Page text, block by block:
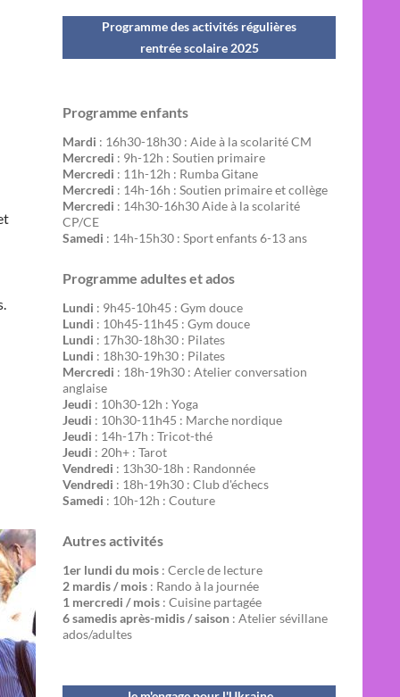
Programme des activités régulières
rentrée scolaire 2025
Programme enfants
Mardi : 16h30-18h30 : Aide à la scolarité CM
Mercredi : 9h-12h : Soutien primaire
Mercredi : 11h-12h : Rumba Gitane
Mercredi : 14h-16h : Soutien primaire et collège
Mercredi : 14h30-16h30 Aide à la scolarité
CP/CE
Samedi : 14h-15h30 : Sport enfants 6-13 ans
Programme adultes et ados
Lundi : 9h45-10h45 : Gym douce
Lundi : 10h45-11h45 : Gym douce
Lundi : 17h30-18h30 : Pilates
Lundi : 18h30-19h30 : Pilates
Mercredi : 18h-19h30 : Atelier conversation
anglaise
Jeudi : 10h30-12h : Yoga
Jeudi : 10h30-11h45 : Marche nordique
Jeudi : 14h-17h : Tricot-thé
Jeudi : 20h+ : Tarot
Vendredi : 13h30-18h : Randonnée
Vendredi : 18h-19h30 : Club d'échecs
Samedi : 10h-12h : Couture
Autres activités
1er lundi du mois : Cercle de lecture
2 mardis / mois : Rando à la journée
1 mercredi / mois : Cuisine partagée
6 samedis après-midis / saison : Atelier sévillane
ados/adultes